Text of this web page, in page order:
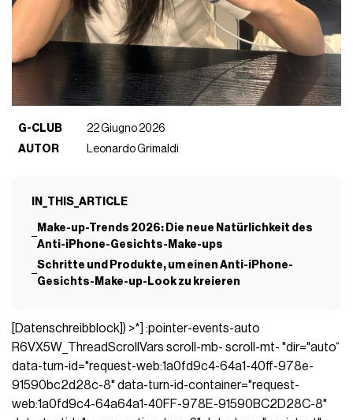
G-CLUB
22 Giugno 2026
AUTOR
Leonardo Grimaldi
IN_THIS_ARTICLE
Make-up-Trends 2026: Die neue Natürlichkeit des
Anti-iPhone-Gesichts-Make-ups
Schritte und Produkte, um einen Anti-iPhone-
Gesichts-Make-up-Look zu kreieren
[Datenschreibblock]) >*] :pointer-events-auto
R6VX5W_ThreadScrollVars scroll-mb- scroll-mt- "dir="auto“
data-turn-id="request-web:1a0fd9c4-64a1-40ff-978e-
91590bc2d28c-8" data-turn-id-container="request-
web:1a0fd9c4-64a64a1-40FF-978E-91590BC2D28C-8"